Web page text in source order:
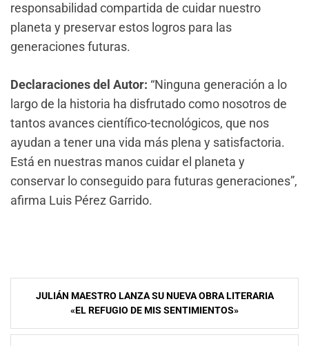
responsabilidad compartida de cuidar nuestro
planeta y preservar estos logros para las
generaciones futuras.
Declaraciones del Autor: “Ninguna generación a lo
largo de la historia ha disfrutado como nosotros de
tantos avances científico-tecnológicos, que nos
ayudan a tener una vida más plena y satisfactoria.
Está en nuestras manos cuidar el planeta y
conservar lo conseguido para futuras generaciones”,
afirma Luis Pérez Garrido.
Navegación
JULIÁN MAESTRO LANZA SU NUEVA OBRA LITERARIA
«EL REFUGIO DE MIS SENTIMIENTOS»